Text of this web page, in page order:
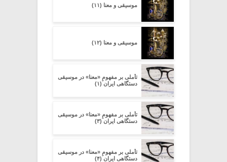
موسیقی و معنا (۱۱)
موسیقی و معنا (۱۲)
تأملی بر مفهومِ «معنا» در موسیقی
دستگاهی ایران (۱)
تأملی بر مفهومِ «معنا» در موسیقی
دستگاهی ایران (۳)
تأملی بر مفهومِ «معنا» در موسیقی
دستگاهی ایران (۴)